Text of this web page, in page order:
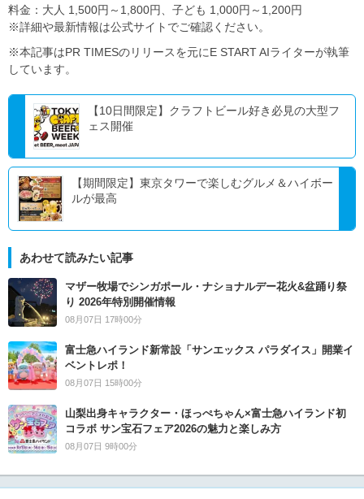
料金：大人 1,500円～1,800円、子ども 1,000円～1,200円
※詳細や最新情報は公式サイトでご確認ください。
※本記事はPR TIMESのリリースを元にE START AIライターが執筆
しています。
【10日間限定】クラフトビール好き必見の大型フ
ェス開催
【期間限定】東京タワーで楽しむグルメ＆ハイボー
ルが最高
あわせて読みたい記事
マザー牧場でシンガポール・ナショナルデー花火&盆踊り祭
り 2026年特別開催情報
08月07日 17時00分
富士急ハイランド新常設「サンエックス パラダイス」開業イ
ベントレポ！
08月07日 15時00分
山梨出身キャラクター・ほっぺちゃん×富士急ハイランド初
コラボ サン宝石フェア2026の魅力と楽しみ方
08月07日 9時00分